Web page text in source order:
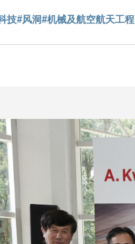
技#风洞#机械及航空航天工程